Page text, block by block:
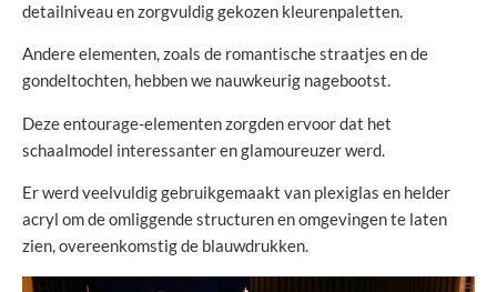
detailniveau en zorgvuldig gekozen kleurenpaletten.
Andere elementen, zoals de romantische straatjes en de
gondeltochten, hebben we nauwkeurig nagebootst.
Deze entourage-elementen zorgden ervoor dat het
schaalmodel interessanter en glamoureuzer werd.
Er werd veelvuldig gebruikgemaakt van plexiglas en helder
acryl om de omliggende structuren en omgevingen te laten
zien, overeenkomstig de blauwdrukken.